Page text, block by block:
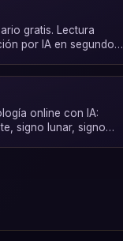
gratis. Lectura
por IA en segundos,
online con IA:
signo lunar, signo